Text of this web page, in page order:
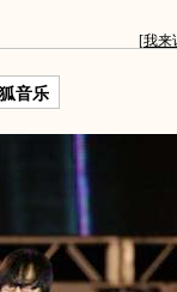
[我来
音乐